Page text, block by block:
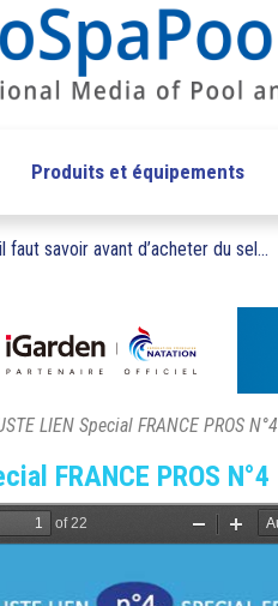
Produits et équipements
faut savoir avant d’acheter du sel...
LIEN Special FRANCE PROS N°4
FRANCE PROS N°4